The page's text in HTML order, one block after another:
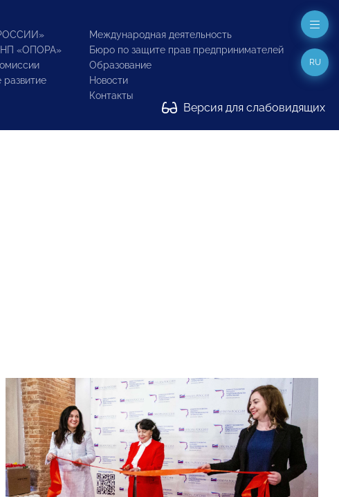
«ОПОРА»
развитие
Международная деятельность
Бюро по защите прав предпринимателей
Образование
Новости
Контакты
Версия для слабовидящих
RU